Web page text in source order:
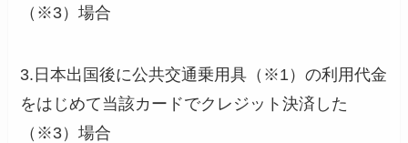
（※3）場合
3.日本出国後に公共交通乗用具（※1）の利用代金
をはじめて当該カードでクレジット決済した
（※3）場合